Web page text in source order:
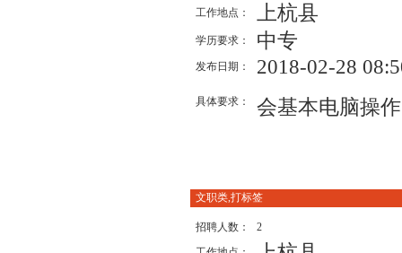
工作地点：
上杭县
学历要求： 中专
发布日期： 2018-02-28
具体要求： 会基本电脑操
文职类,打标签
招聘人数：
2